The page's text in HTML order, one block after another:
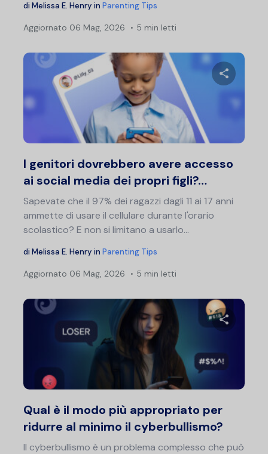
di Melissa E. Henry in Parenting Tips
Aggiornato 06 Mag, 2026 5 min letti
I genitori dovrebbero avere accesso
ai social media dei propri figli?…
Sapevate che il 97% dei ragazzi dagli 11 ai 17 anni
ammette di usare il cellulare durante l'orario
scolastico? E non si limitano a usarlo...
di Melissa E. Henry in Parenting Tips
Aggiornato 06 Mag, 2026 5 min letti
Qual è il modo più appropriato per
ridurre al minimo il cyberbullismo?
Il cyberbullismo è un problema complesso che può